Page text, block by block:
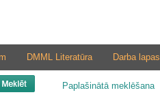
Darba lapas
DMML Literatūra
Paplašinātā meklēšana